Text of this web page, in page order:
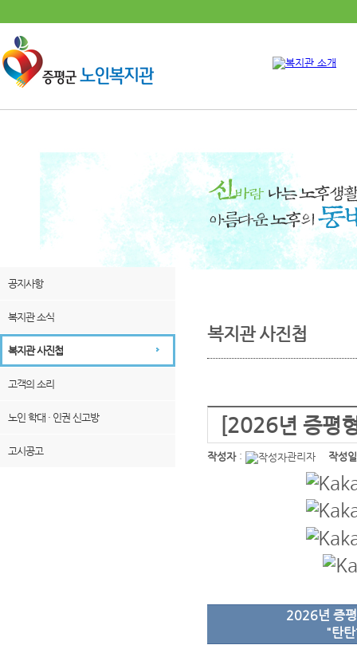
공지사항
복지관 소식
복지관 사진첩
고객의 소리
노인 학대 · 인권 신고방
고시공고
복지관 사진첩
[2026년 증평
작성자: 관리자 작성일
2026년 증
"탄